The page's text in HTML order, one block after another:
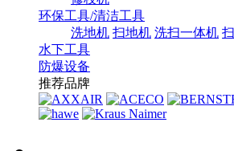
环保工具/清洁工具
洗地机 扫地机 洗扫一体机
水下工具
防爆设备
推荐品牌